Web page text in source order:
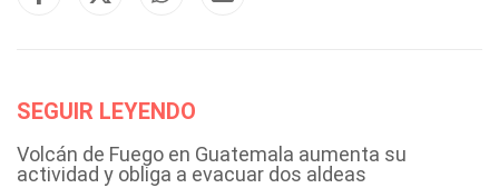
SEGUIR LEYENDO
Volcán de Fuego en Guatemala aumenta su
actividad y obliga a evacuar dos aldeas